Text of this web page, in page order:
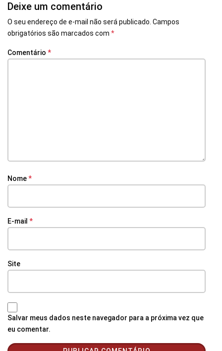
Deixe um comentário
O seu endereço de e-mail não será publicado. Campos
obrigatórios são marcados com *
Comentário *
Nome*
E-mail *
Site
Salvar meus dados neste navegador para a próxima vez que
eu comentar.